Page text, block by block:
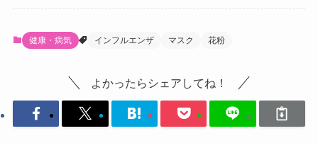
健康・病気 インフルエンザ マスク 花粉
よかったらシェアしてね！